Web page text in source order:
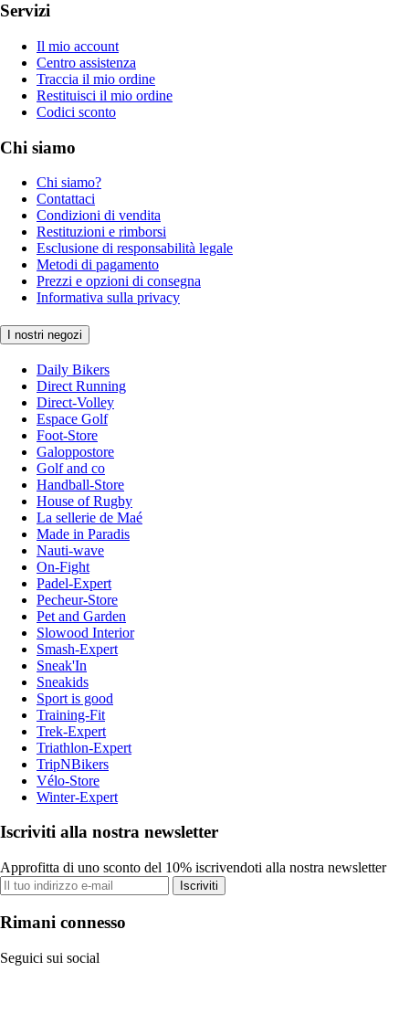
Servizi
Il mio account
Centro assistenza
Traccia il mio ordine
Restituisci il mio ordine
Codici sconto
Chi siamo
Chi siamo?
Contattaci
Condizioni di vendita
Restituzioni e rimborsi
Esclusione di responsabilità legale
Metodi di pagamento
Prezzi e opzioni di consegna
Informativa sulla privacy
I nostri negozi
Daily Bikers
Direct Running
Direct-Volley
Espace Golf
Foot-Store
Galoppostore
Golf and co
Handball-Store
House of Rugby
La sellerie de Maé
Made in Paradis
Nauti-wave
On-Fight
Padel-Expert
Pecheur-Store
Pet and Garden
Slowood Interior
Smash-Expert
Sneak'In
Sneakids
Sport is good
Training-Fit
Trek-Expert
Triathlon-Expert
TripNBikers
Vélo-Store
Winter-Expert
Iscriviti alla nostra newsletter
Approfitta di uno sconto del 10% iscrivendoti alla nostra newsletter
Iscriviti
Rimani connesso
Seguici sui social